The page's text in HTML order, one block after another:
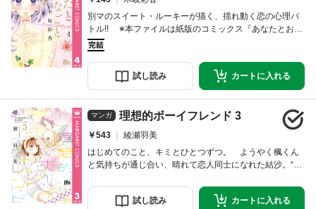
別マのスイート・ルーキーが描く、揺れ動く恋の心理バ
トル!! ※本ファイルは紙版のコミックス『あなたとおと
なごと』所収の読み切り作品『ハート・ダイブ』を収録
しています。ご注意ください。／人の心を読むのがうま
い七瀬に、いつもゲームを仕掛けられている玲奈。ふと
したことがきっかけで、彼のことが気になってしま
い……!?
試し読み カートに入れる
マンガ 理想的ボーイフレンド 3
￥543
綾瀬羽美
はじめてのこと、キミとひとつずつ。 ようやく楓くん
と気持ちが通じ合い、晴れて恋人同士になれた結沙。“カ
突入！ デート、家族へのあいさつ、そして……その先
のことも!? 試し読み カートに入れる